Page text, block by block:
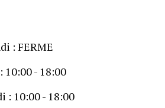
: FERME
: 10:00 - 18:00
: 10:00 - 18:00